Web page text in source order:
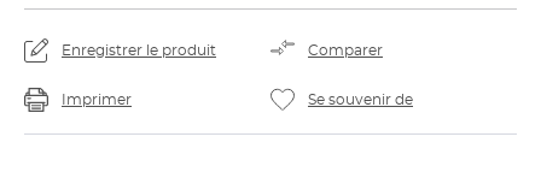
Enregistrer le produit Comparer
Imprimer Se souvenir de